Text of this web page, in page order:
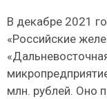
В декабре 2021
«Российские
млн. рублей. Оно